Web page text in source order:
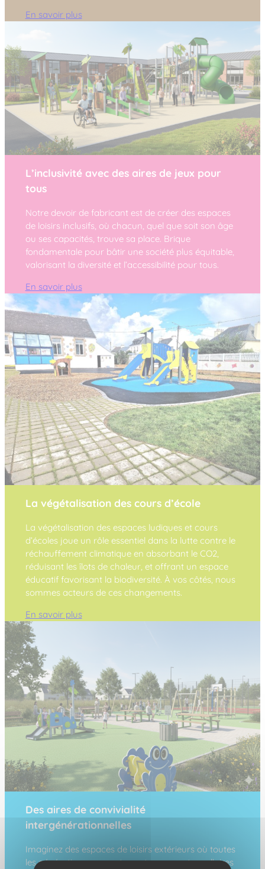
En savoir plus
L’inclusivité avec des aires de jeux pour
tous
Notre devoir de fabricant est de créer des espaces
de loisirs inclusifs, où chacun, quel que soit son âge
ou ses capacités, trouve sa place. Brique
fondamentale pour bâtir une société plus équitable,
valorisant la diversité et l’accessibilité pour tous.
En savoir plus
La végétalisation des cours d’école
La végétalisation des espaces ludiques et cours
d’écoles joue un rôle essentiel dans la lutte contre le
réchauffement climatique en absorbant le CO2,
réduisant les îlots de chaleur, et offrant un espace
éducatif favorisant la biodiversité. À vos côtés, nous
sommes acteurs de ces changements.
En savoir plus
Des aires de convivialité
intergénérationnelles
Imaginez des espaces de loisirs extérieurs où toutes
les générations peuvent se retrouver autour d’aires